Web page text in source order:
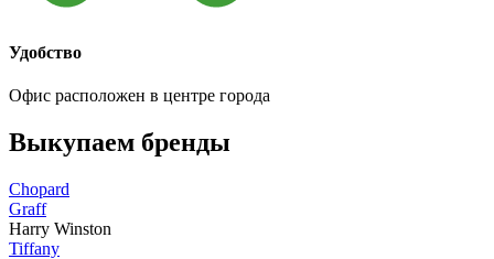
Удобство
Офис расположен в центре города
Выкупаем бренды
Chopard
Graff
Harry Winston
Tiffany